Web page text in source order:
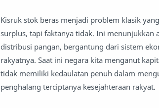
Kisruk stok beras menjadi problem klasik
surplus, tapi faktanya tidak. Ini menunjukkan
distribusi pangan, bergantung dari sistem
rakyatnya. Saat ini negara kita menganut
tidak memiliki kedaulatan penuh dalam
penghalang terciptanya kesejahteraan rakyat.